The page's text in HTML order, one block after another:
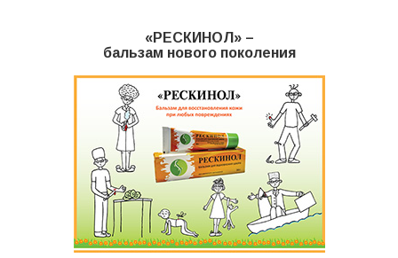
Мульты
Отзывы
Контакты
«РЕСКИНОЛ» –
бальзам нового поколения